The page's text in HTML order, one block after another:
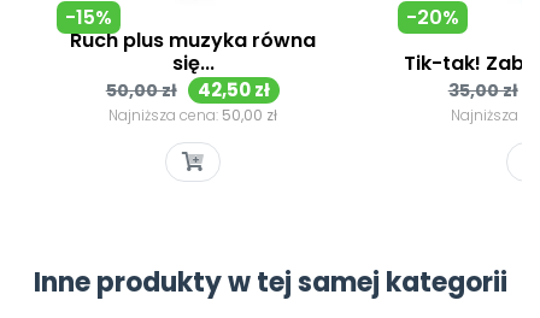
Ruch plus muzyka równa
się...
Cena
podstawowa
50,00 zł Cena
42,50 zł
Najniższa cena: 50,00 zł
-15%
Tik-tak!
Cena
35,00 zł
Najniższa
-20%
Inne produkty w tej samej kategorii